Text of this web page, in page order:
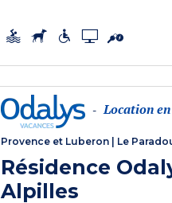
- Location
Provence et Luberon Le
Résidence
Alpilles